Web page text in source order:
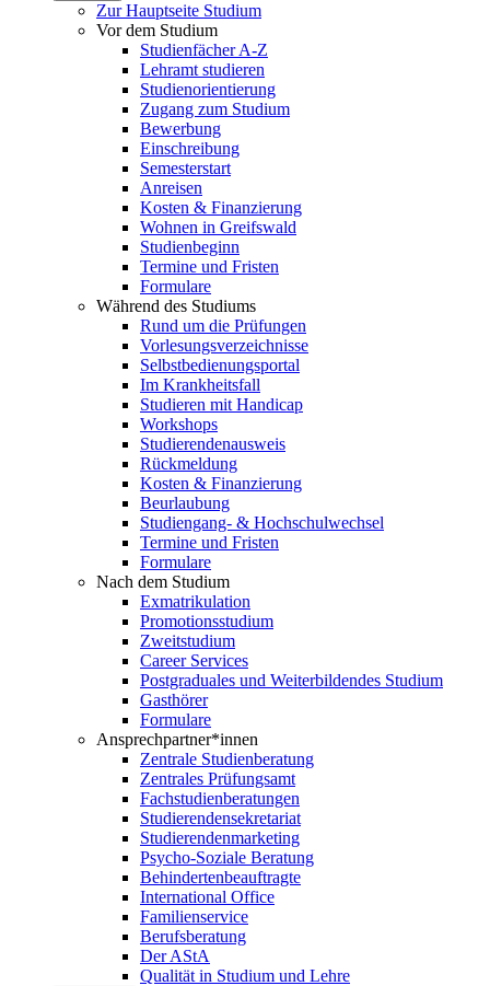
Zur Hauptseite Studium
Vor dem Studium
Studienfächer A-Z
Lehramt studieren
Studienorientierung
Zugang zum Studium
Bewerbung
Einschreibung
Semesterstart
Anreisen
Kosten & Finanzierung
Wohnen in Greifswald
Studienbeginn
Termine und Fristen
Formulare
Während des Studiums
Rund um die Prüfungen
Vorlesungsverzeichnisse
Selbstbedienungsportal
Im Krankheitsfall
Studieren mit Handicap
Workshops
Studierendenausweis
Rückmeldung
Kosten & Finanzierung
Beurlaubung
Studiengang- & Hochschulwechsel
Termine und Fristen
Formulare
Nach dem Studium
Exmatrikulation
Promotionsstudium
Zweitstudium
Career Services
Postgraduales und Weiterbildendes Studium
Gasthörer
Formulare
Ansprechpartner*innen
Zentrale Studienberatung
Zentrales Prüfungsamt
Fachstudienberatungen
Studierendensekretariat
Studierendenmarketing
Psycho-Soziale Beratung
Behindertenbeauftragte
International Office
Familienservice
Berufsberatung
Der AStA
Qualität in Studium und Lehre